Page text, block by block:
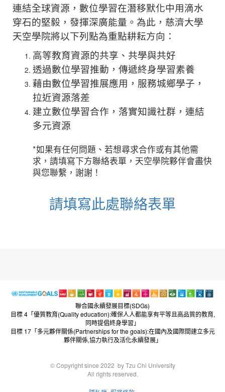
連結全球資源，數位學習在潛移默化中用滴水
穿石的堅毅，發揮深廣能量。為此，慈濟大學
天空學院將以下列點為重點耕耘方向：
高等教育資源的共享、共學與共好
透過數位學習推動，傳遞終身學習素養
藉由數位學習推展應用，服務城鄉學子，
拉近資源落差
建立數位學習合作，落實知識社群，連結
多元資源
*如果有任何問題、若想尋求合作或有其他需
求，請填寫下方聯絡表單，天空學院夥伴會盡快
與您聯繫，謝謝！
請填寫此處聯絡表單
聯合國永續發展目標(SDGs)
目標 4「優質教育(Quality education):確保人人都能享有平等且高品質的教育,
同時提倡終身學習」
目標 17「多元夥伴關係(Partnerships for the goals):在國內及國際間建立多元
夥伴關係,協力執行及活化永續發展」
© Copyright since 2022 by Tzu Chi University
All rights reserved.